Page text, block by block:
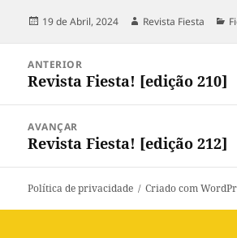
Publicado
19 de Abril, 2024 Autor
Revista Fiesta
artigos
ANTERIOR
Artigo
anterior:
Revista Fiesta! [edição 210]
AVANÇAR
Artigo
Revista Fiesta! [edição 212]
Política de privacidade Criado com